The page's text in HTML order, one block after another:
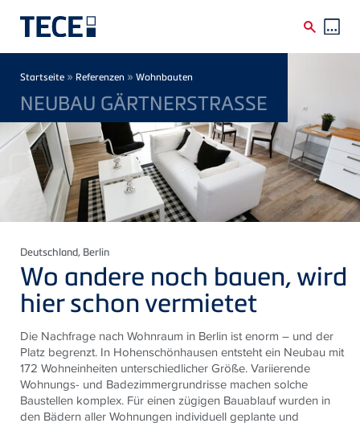
Breadcrumb
Startseite » Referenzen » Wohnbauten
NEUBAU GÄRTNERSTRASSE
Deutschland, Berlin
Wo andere noch bauen, wird
hier schon vermietet
Die Nachfrage nach Wohnraum in Berlin ist enorm – und der
Platz begrenzt. In Hohenschönhausen entsteht ein Neubau mit
172 Wohneinheiten unterschiedlicher Größe. Variierende
Wohnungs- und Badezimmergrundrisse machen solche
Baustellen komplex. Für einen zügigen Bauablauf wurden in
den Bädern aller Wohnungen individuell geplante und